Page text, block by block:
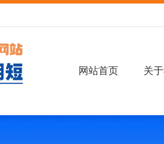
网站首页 关